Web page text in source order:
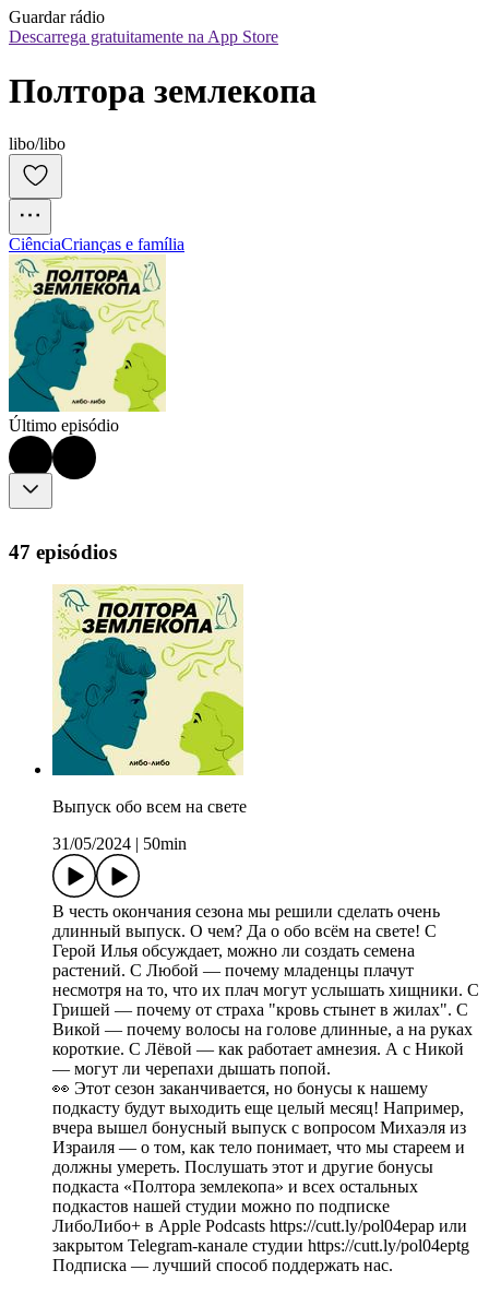
Guardar rádio
Descarrega gratuitamente na App Store
Полтора землекопа
libo/libo
CiênciaCrianças e família
Último episódio
47 episódios
Выпуск обо всем на свете
31/05/2024
50min
В честь окончания сезона мы решили сделать очень
длинный выпуск. О чем? Да о обо всём на свете! С
Герой Илья обсуждает, можно ли создать семена
растений. С Любой — почему младенцы плачут
несмотря на то, что их плач могут услышать хищники. С
Гришей — почему от страха "кровь стынет в жилах". С
Викой — почему волосы на голове длинные, а на руках
короткие. С Лёвой — как работает амнезия. А с Никой
— могут ли черепахи дышать попой.
👀 Этот сезон заканчивается, но бонусы к нашему
подкасту будут выходить еще целый месяц! Например,
вчера вышел бонусный выпуск с вопросом Михаэля из
Израиля — о том, как тело понимает, что мы стареем и
должны умереть. Послушать этот и другие бонусы
подкаста «Полтора землекопа» и всех остальных
подкастов нашей студии можно по подписке
ЛибоЛибо+ в Apple Podcasts https://cutt.ly/pol04epap или
закрытом Telegram-канале студии https://cutt.ly/pol04eptg
Подписка — лучший способ поддержать нас.